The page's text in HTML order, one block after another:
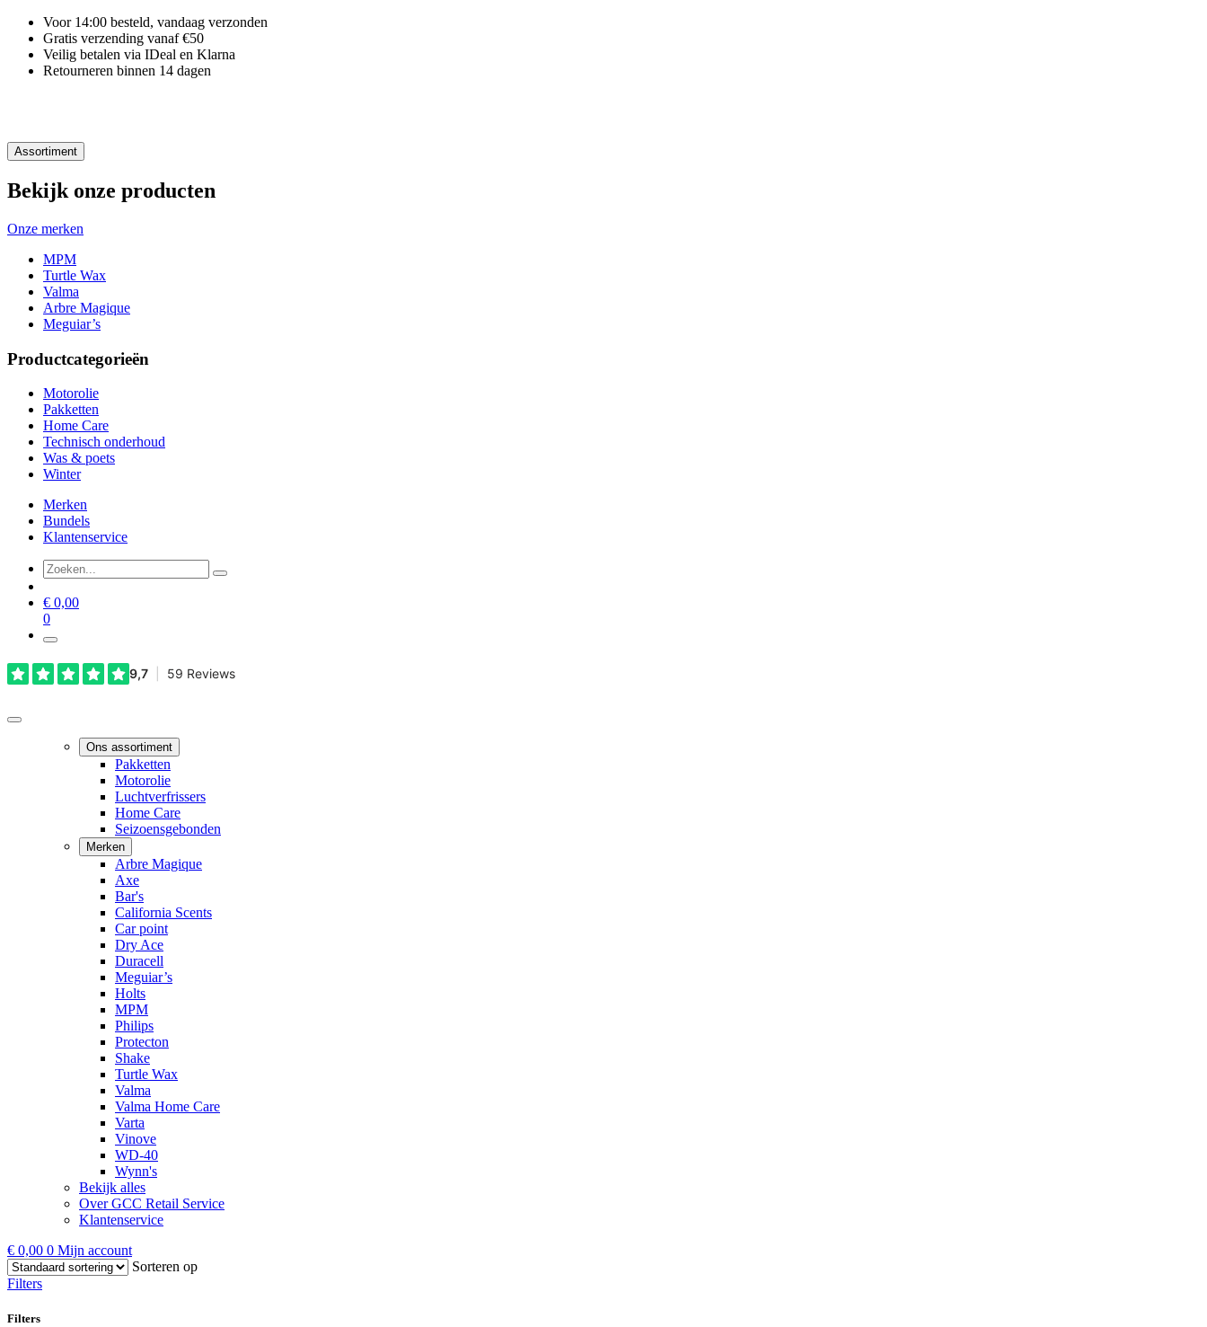
Voor 14:00 besteld, vandaag verzonden
Gratis verzending vanaf €50
Veilig betalen via IDeal en Klarna
Retourneren binnen 14 dagen
Assortiment
Bekijk onze producten
Onze merken
MPM
Turtle Wax
Valma
Arbre Magique
Meguiar’s
Productcategorieën
Motorolie
Pakketten
Home Care
Technisch onderhoud
Was & poets
Winter
Merken
Bundels
Klantenservice
€ 0,00
0
Ons assortiment
Pakketten
Motorolie
Luchtverfrissers
Home Care
Seizoensgebonden
Merken
Arbre Magique
Axe
Bar's
California Scents
Car point
Dry Ace
Duracell
Meguiar’s
Holts
MPM
Philips
Protecton
Shake
Turtle Wax
Valma
Valma Home Care
Varta
Vinove
WD-40
Wynn's
Bekijk alles
Over GCC Retail Service
Klantenservice
€ 0,00 0 Mijn account
Sorteren op
Filters
Filters